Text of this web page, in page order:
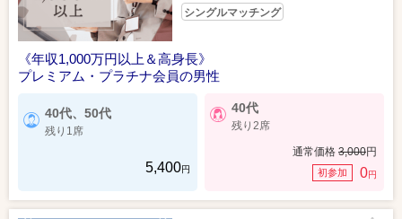
シングルマッチング
《年収1,000万円以上＆高身長》
プレミアム・プラチナ会員の男性
40代、50代
残り1席
5,400円
40代
残り2席
通常価格 3,000円
初参加 0円